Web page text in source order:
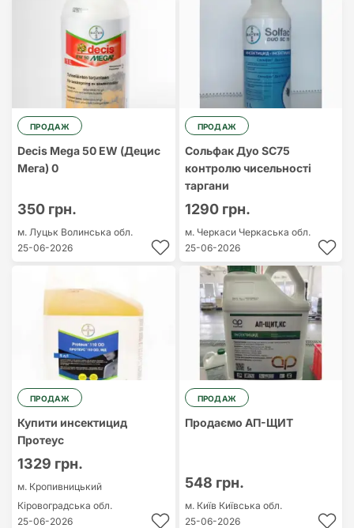
ПРОДАЖ
Decis Mega 50 EW (Децис
Мега) 0
350 грн.
м. Луцьк Волинська обл.
25-06-2026
ПРОДАЖ
Сольфак Дуо SC75
контролю чисельності
таргани
1290 грн.
м. Черкаси Черкаська обл.
25-06-2026
ПРОДАЖ
Купити инсектицид
Протеус
1329 грн.
м. Кропивницький
Кіровоградська обл.
25-06-2026
ПРОДАЖ
Продаємо АП-ЩИТ
548 грн.
м. Київ Київська обл.
25-06-2026